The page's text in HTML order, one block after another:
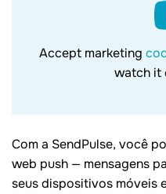
Accept marketing
watch it
Com a SendPulse, você
web push — mensagens
seus dispositivos móveis